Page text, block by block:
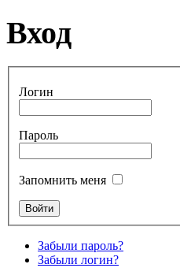
Вход
Логин
Пароль
Запомнить меня
Забыли пароль?
Забыли логин?